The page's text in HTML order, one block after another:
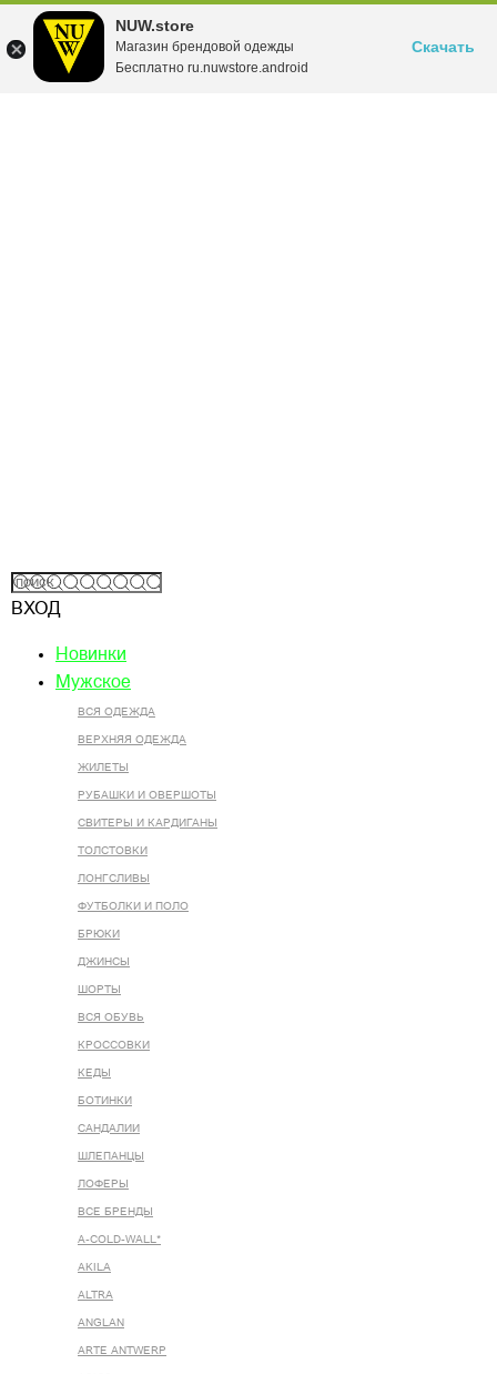
NUW.store
Магазин брендовой одежды
Бесплатно ru.nuwstore.android
Скачать
ВХОД
Новинки
Мужское
ВСЯ ОДЕЖДА
ВЕРХНЯЯ ОДЕЖДА
ЖИЛЕТЫ
РУБАШКИ И ОВЕРШОТЫ
СВИТЕРЫ И КАРДИГАНЫ
ТОЛСТОВКИ
ЛОНГСЛИВЫ
ФУТБОЛКИ И ПОЛО
БРЮКИ
ДЖИНСЫ
ШОРТЫ
ВСЯ ОБУВЬ
КРОССОВКИ
КЕДЫ
БОТИНКИ
САНДАЛИИ
ШЛЕПАНЦЫ
ЛОФЕРЫ
ВСЕ БРЕНДЫ
A-COLD-WALL*
AKILA
ALTRA
ANGLAN
ARTE ANTWERP